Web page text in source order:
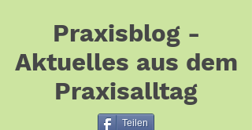
Praxisblog -
Aktuelles aus dem
Praxisalltag
Teilen